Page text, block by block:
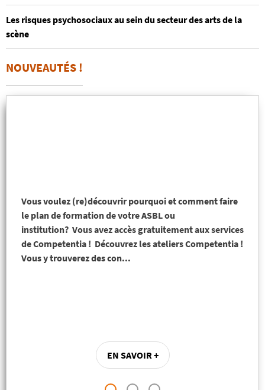
Les risques psychosociaux au sein du secteur des arts de la
scène
NOUVEAUTÉS !
Vous voulez (re)découvrir pourquoi et comment faire
le plan de formation de votre ASBL ou
institution? Vous avez accès gratuitement aux services
de Competentia ! Découvrez les ateliers Competentia !
Vous y trouverez des con...
EN SAVOIR +